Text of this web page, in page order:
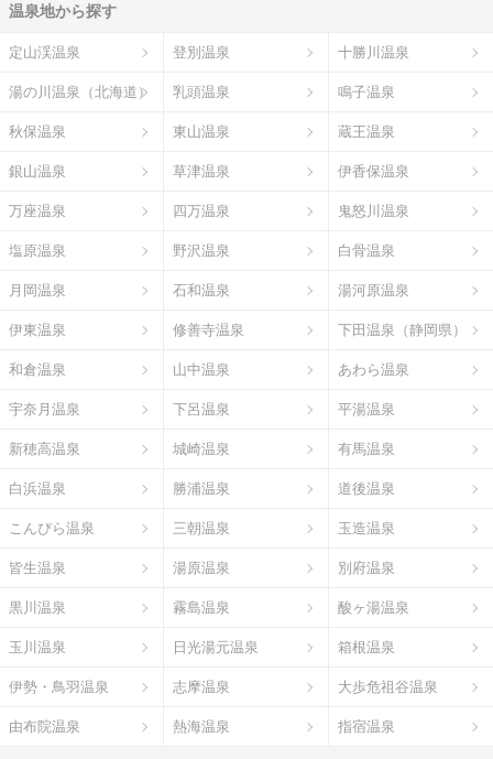
温泉地から探す
定山渓温泉 登別温泉 十勝川温泉
湯の川温泉（北海道） 乳頭温泉 鳴子温泉
秋保温泉 東山温泉 蔵王温泉
銀山温泉 草津温泉 伊香保温泉
万座温泉 四万温泉 鬼怒川温泉
塩原温泉 野沢温泉 白骨温泉
月岡温泉 石和温泉 湯河原温泉
伊東温泉 修善寺温泉 下田温泉（静岡県）
和倉温泉 山中温泉 あわら温泉
宇奈月温泉 下呂温泉 平湯温泉
新穂高温泉 城崎温泉 有馬温泉
白浜温泉 勝浦温泉 道後温泉
こんぴら温泉 三朝温泉 玉造温泉
皆生温泉 湯原温泉 別府温泉
黒川温泉 霧島温泉 酸ヶ湯温泉
玉川温泉 日光湯元温泉 箱根温泉
伊勢・鳥羽温泉 志摩温泉 大歩危祖谷温泉
由布院温泉 熱海温泉 指宿温泉